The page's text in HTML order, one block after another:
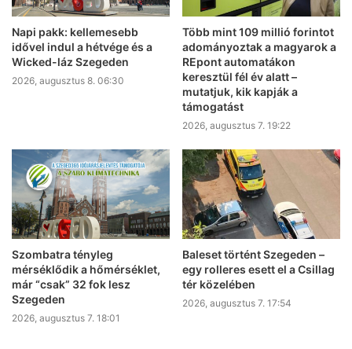
Napi pakk: kellemesebb
idővel indul a hétvége és a
Wicked-láz Szegeden
2026, augusztus 8. 06:30
Több mint 109 millió forintot
adományoztak a magyarok a
REpont automatákon
keresztül fél év alatt –
mutatjuk, kik kapják a
támogatást
2026, augusztus 7. 19:22
Szombatra tényleg
mérséklődik a hőmérséklet,
már “csak” 32 fok lesz
Szegeden
2026, augusztus 7. 18:01
Baleset történt Szegeden –
egy rolleres esett el a Csillag
tér közelében
2026, augusztus 7. 17:54